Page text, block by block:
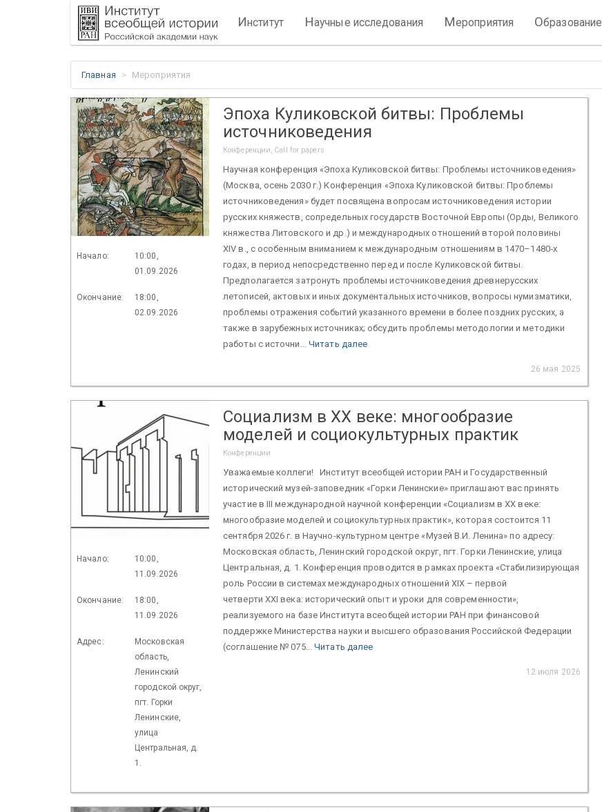
Институт Научные исследования Мероприятия Образование
Главная Мероприятия
Начало:
10:00,
01.09.2026
Окончание:
18:00,
02.09.2026
Эпоха Куликовской битвы: Проблемы
источниковедения
Конференции, Call for papers
Научная конференция «Эпоха Куликовской битвы: Проблемы источниковедения»
(Москва, осень 2030 г.) Конференция «Эпоха Куликовской битвы: Проблемы
источниковедения» будет посвящена вопросам источниковедения истории
русских княжеств, сопредельных государств Восточной Европы (Орды, Великого
княжества Литовского и др.) и международных отношений второй половины
XIV в., с особенным вниманием к международным отношениям в 1470–1480‑х
годах, в период непосредственно перед и после Куликовской битвы.
Предполагается затронуть проблемы источниковедения древнерусских
летописей, актовых и иных документальных источников, вопросы нумизматики,
проблемы отражения событий указанного времени в более поздних русских, а
также в зарубежных источниках; обсудить проблемы методологии и методики
работы с источни... Читать далее
26 мая 2025
Начало:
10:00,
11.09.2026
Окончание:
18:00,
11.09.2026
Адрес:
Московская
область,
Ленинский
городской округ,
пгт. Горки
Ленинские,
улица
Центральная, д.
1.
Социализм в ХХ веке: многообразие
моделей и социокультурных практик
Конференции
Уважаемые коллеги! Институт всеобщей истории РАН и Государственный
исторический музей-заповедник «Горки Ленинские» приглашают вас принять
участие в III международной научной конференции «Социализм в ХХ веке:
многообразие моделей и социокультурных практик», которая состоится 11
сентября 2026 г. в Научно-культурном центре «Музей В.И. Ленина» по адресу:
Московская область, Ленинский городской округ, пгт. Горки Ленинские, улица
Центральная, д. 1. Конференция проводится в рамках проекта «Стабилизирующая
роль России в системах международных отношений XIX – первой
четверти XXI века: исторический опыт и уроки для современности»,
реализуемого на базе Института всеобщей истории РАН при финансовой
поддержке Министерства науки и высшего образования Российской Федерации
(соглашение № 075...Читать далее
12 июля 2026